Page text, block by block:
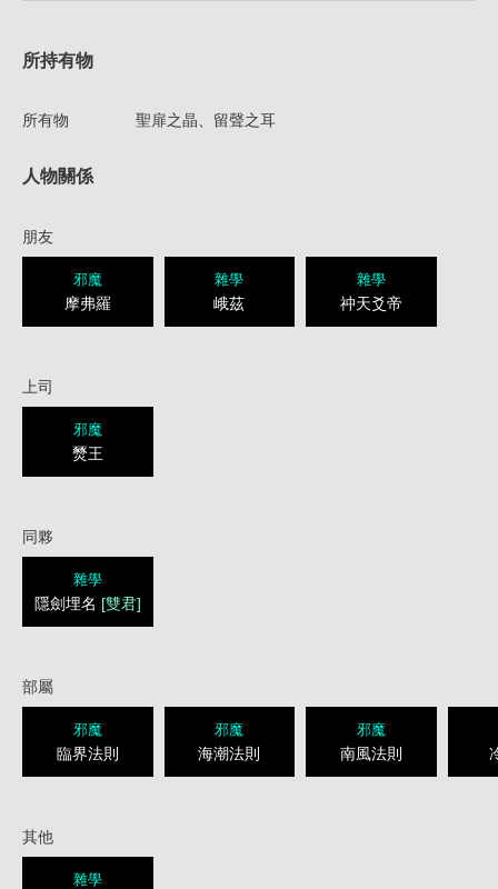
所持有物
所有物 聖扉之晶、留聲之耳
人物關係
朋友
邪魔
摩弗羅
雜學
峨茲
雜學
祌天爻帝
上司
邪魔
燹王
同夥
雜學
隱劍埋名 [雙君]
部屬
邪魔
臨界法則
邪魔
海潮法則
邪魔
南風法則
其他
雜學